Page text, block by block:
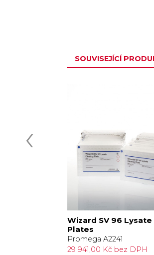
SOUVISEJÍCÍ
Wizard SV 96
Plates
Promega A2241
29 941,00 Kč bez DPH
‹